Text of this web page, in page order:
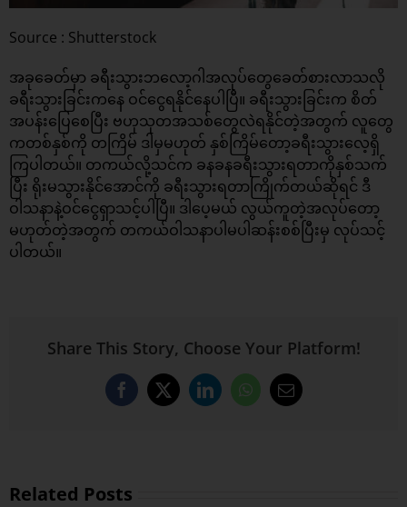
Source : Shutterstock
အခုခေတ်မှာ ခရီးသွားဘလော့ဂါအလုပ်တွေခေတ်စားလာသလို
ခရီးသွားခြင်းကနေ ဝင်ငွေရနိုင်နေပါပြီ။ ခရီးသွားခြင်းက စိတ်
အပန်းပြေစေပြီး ဗဟုသုတအသစ်တွေလဲရနိုင်တဲ့အတွက် လူတွေ
ကတစ်နှစ်ကို တကြိမ် ဒါမှမဟုတ် နှစ်ကြိမ်တော့ခရီးသွားလေ့ရှိ
ကြပါတယ်။ တကယ်လို့သင်က ခနခနခရီးသွားရတာကိုနှစ်သက်
ပြီး ရိုးမသွားနိုင်အောင်ကို ခရီးသွားရတာကြိုက်တယ်ဆိုရင် ဒီ
ဝါသနာနဲ့ဝင်ငွေရှာသင့်ပါပြီ။ ဒါပေ့မယ် လွယ်ကူတဲ့အလုပ်တော့
မဟုတ်တဲ့အတွက် တကယ်ဝါသနာပါမပါဆန်းစစ်ပြီးမှ လုပ်သင့်
ပါတယ်။
Share This Story, Choose Your Platform!
Facebook
X LinkedInWhatsApp
Email
Related Posts